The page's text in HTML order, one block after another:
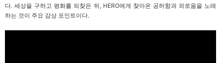
다. 세상을 구하고 평화를 되찾은 뒤, HERO에게 찾아온 공허함과 외로움을 노래
하는 것이 주요 감상 포인트이다.